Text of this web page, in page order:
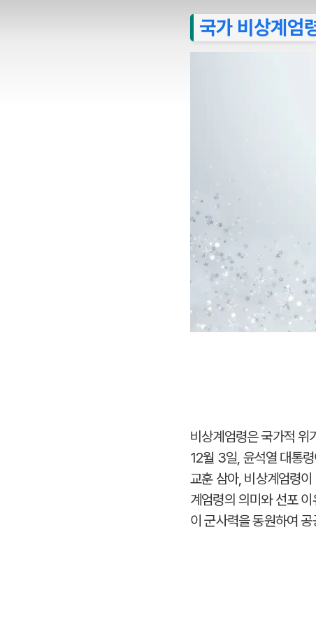
국가 비상계엄
비상계엄령은 국가적
12월 3일, 윤석열 대통
교훈 삼아, 비상계엄령
계엄령의 의미와 선포
이 군사력을 동원하여